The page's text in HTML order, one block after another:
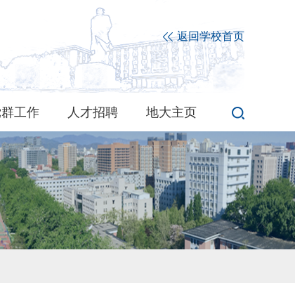
返回学校首页
工作 人才招聘 地大主页